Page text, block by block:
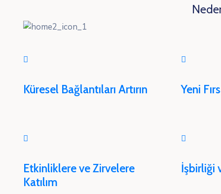
Küresel Bağlantıları Artırın Yeni
Etkinliklere ve Zirvelere
Katılım
İşbirliği